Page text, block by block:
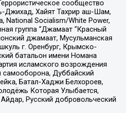
сообщество
Джихад, Хайят Тахрир аш-Шам,
National Socialism/White Power,
группа “Джамаат “Красный
джамаат, Мусульманская
г. Оренбург, Крымско-
батальон имени Номана
исламского возрождения
самооборона, Дуббайский
Батал-Хаджи Белхороев,
Которая Улыбается,
Русский добровольческий